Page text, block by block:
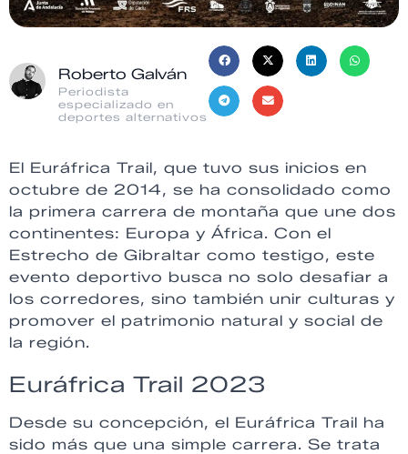
Roberto Galván
Periodista
especializado en
deportes alternativos
El Euráfrica Trail, que tuvo sus inicios en
octubre de 2014, se ha consolidado como
la primera carrera de montaña que une dos
continentes: Europa y África. Con el
Estrecho de Gibraltar como testigo, este
evento deportivo busca no solo desafiar a
los corredores, sino también unir culturas y
promover el patrimonio natural y social de
la región.
Euráfrica Trail 2023
Desde su concepción, el Euráfrica Trail ha
sido más que una simple carrera. Se trata